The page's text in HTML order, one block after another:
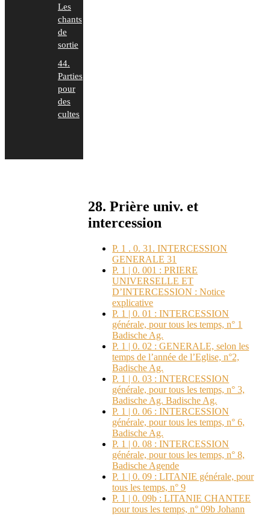
28. Prière univ. et
intercession
P. 1 . 0. 31. INTERCESSION
GENERALE 31
P. 1 | 0. 001 : PRIERE
UNIVERSELLE ET
D’INTERCESSION : Notice
explicative
P. 1 | 0. 01 : INTERCESSION
générale, pour tous les temps, n° 1
Badische Ag.
P. 1 | 0. 02 : GENERALE, selon les
temps de l’année de l’Eglise, n°2,
Badische Ag.
P. 1 | 0. 03 : INTERCESSION
générale, pour tous les temps, n° 3,
Badische Ag. Badische Ag.
P. 1 | 0. 06 : INTERCESSION
générale, pour tous les temps, n° 6,
Badische Ag.
P. 1 | 0. 08 : INTERCESSION
générale, pour tous les temps, n° 8,
Badische Agende
P. 1 | 0. 09 : LITANIE générale, pour
tous les temps, n° 9
P. 1 | 0. 09b : LITANIE CHANTEE
pour tous les temps, n° 09b Johann
Les
chants
de
sortie
44.
Parties
pour
des
cultes